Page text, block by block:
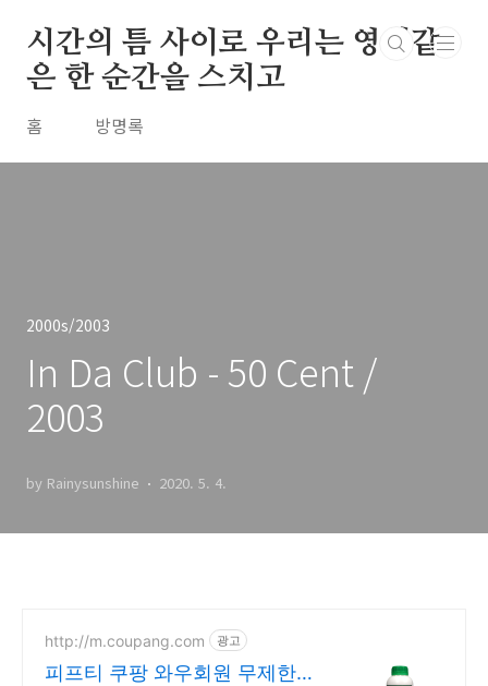
시간의 틈 사이로 우리는 영원같
은 한 순간을 스치고
홈 방명록
2000s/2003
In Da Club - 50 Cent /
2003
by Rainysunshine 2020. 5. 4.
http://m.coupang.com 광고
피프티 쿠팡 와우회원 무제한